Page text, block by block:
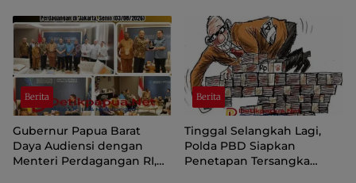
Distribusi Perlu Diperkuat
Berita
Gubernur Papua Barat
Daya Audiensi dengan
Menteri Perdagangan RI,
Berita
Tinggal Selangkah Lagi,
Polda PBD Siapkan
Penetapan Tersangka